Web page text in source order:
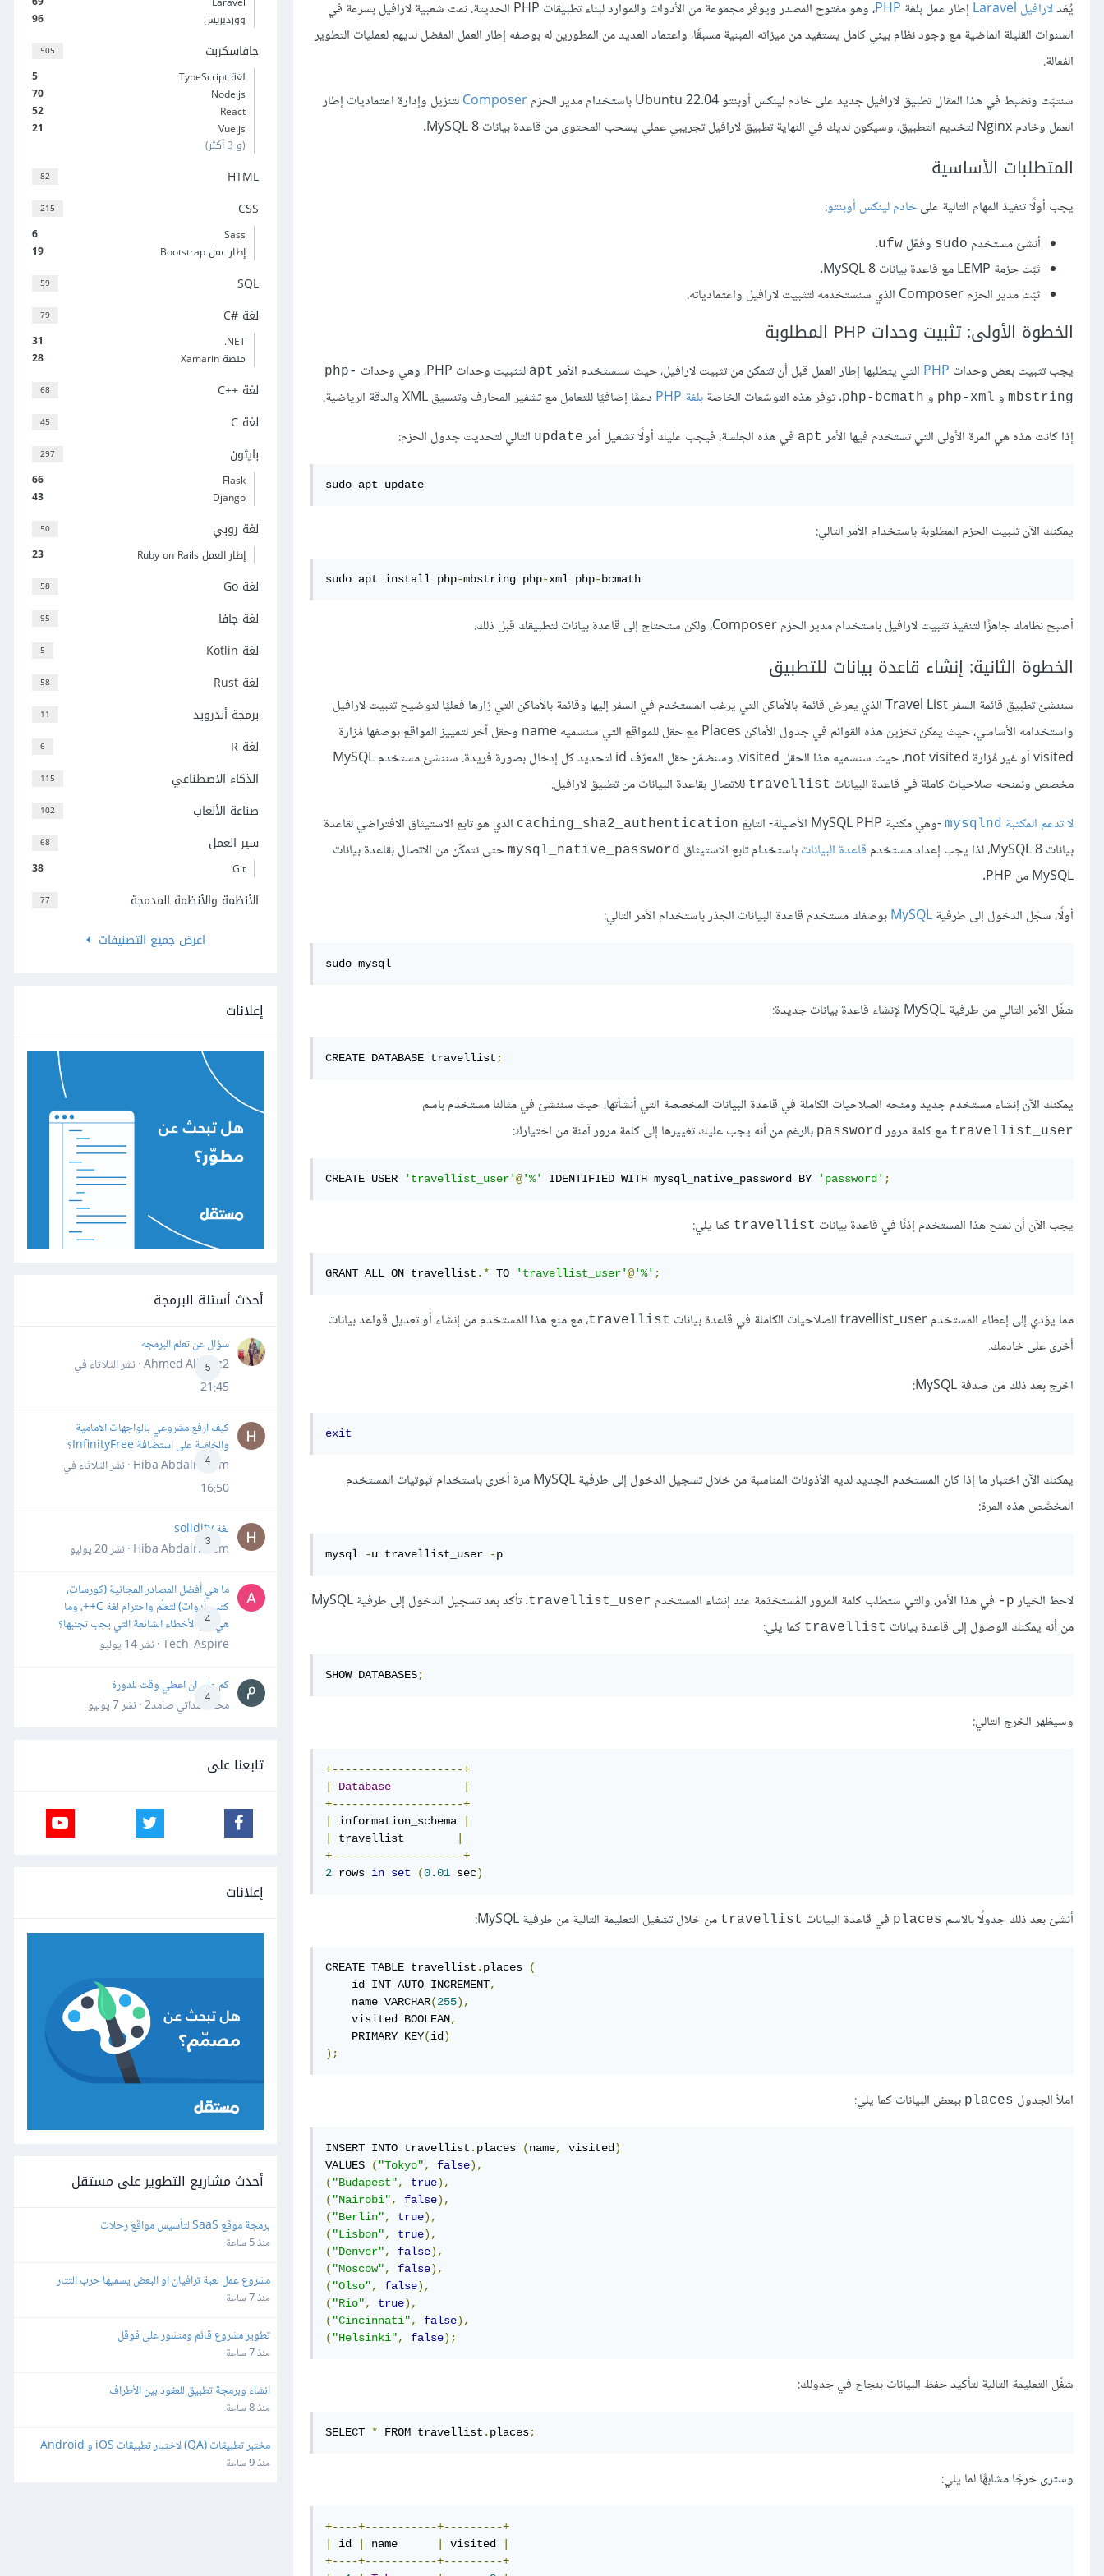
يُعَدلارافيل Laravel إطار عمل بلغة PHP
، وهو مفتوح المصدر ويوفر مجموعة من الأدوات والموارد لبناء تطبيقات PHP الحديثة. نمت شعبية لارافيل بسرعة في
السنوات القليلة الماضية مع وجود نظام بيئي كامل يستفيد من ميزاته المبنية مسبقًا، واعتماد العديد من المطورين له بوصفه إطار العمل المفضل لديهم لعمليات التطوير
الفعالة.
سنثبّت ونضبط في هذا المقال تطبيق لارافيل جديد على خادم لينكس أوبنتو Ubuntu 22.04 باستخدام مدير الحزم
Composerلتنزيل وإدارة اعتماديات إطار
العمل وخادم Nginx لتخديم التطبيق، وسيكون لديك في النهاية تطبيق لارافيل تجريبي عملي يسحب المحتوى من قاعدة بيانات MySQL 8.
المتطلبات الأساسية
يجب أولًا تنفيذ المهام التالية علىخادم لينكس أوبنتو:
أنشئ مستخدم sudo وفعّل ufw
.
ثبّت حزمة LEMP مع قاعدة بيانات MySQL 8.
ثبّت مدير الحزم Composer الذي سنستخدمه لتثبيت لارافيل واعتمادياته.
الخطوة الأولى: تثبيت وحدات PHP المطلوبة
يجب تثبيت بعض وحدات PHP التي يتطلبها إطار العمل قبل أن تتمكن من تثبيت لارافيل، حيث سنستخدم الأمر apt لتثبيت وحدات PHP، وهي وحدات
php-
mbstring و php-xml و php-bcmath. توفر هذه التوسّعات الخاصةبلغة PHP
دعمًا إضافيًا للتعامل مع تشفير المحارف وتنسيق XML والدقة الرياضية.
إذا كانت هذه هي المرة الأولى التي تستخدم فيها الأمر apt في هذه الجلسة، فيجب عليك أولًا تشغيل أمر update التالي لتحديث جدول الحزم:
sudo apt update
يمكنك الآن تثبيت الحزم المطلوبة باستخدام الأمر التالي:
sudo apt install php-mbstring php-xml php-bcmath
أصبح نظامك جاهزًا لتنفيذ تثبيت لارافيل باستخدام مدير الحزم Composer، ولكن ستحتاج إلى قاعدة بيانات لتطبيقك قبل ذلك.
الخطوة الثانية: إنشاء قاعدة بيانات للتطبيق
سننشئ تطبيق قائمة السفر Travel List الذي يعرض قائمة بالأماكن التي يرغب المستخدم في السفر إليها وقائمة بالأماكن التي زارها فعليًا لتوضيح تثبيت لارافيل
واستخدامه الأساسي، حيث يمكن تخزين هذه القوائم في جدول الأماكن Places مع حقل للمواقع التي سنسميه name وحقل آخر لتمييز المواقع بوصفها مُزارة
visited أو غير مُزارة not visited، حيث سنسميه هذا الحقل visited، وسنضمّن حقل المعرّف id لتحديد كل إدخال بصورة فريدة. سننشئ مستخدم MySQL
مخصص ونمنحه صلاحيات كاملة في قاعدة البيانات travellist للاتصال بقاعدة البيانات من تطبيق لارافيل.
لا تدعم المكتبة mysqlnd -وهي مكتبة MySQL PHP الأصيلة- التابعَ caching_sha2_authentication الذي هو تابع الاستيثاق الافتراضي لقاعدة
بيانات MySQL 8، لذا يجب إعداد مستخدم
قاعدة البياناتباستخدام تابع الاستيثاق mysql_native_password حتى نتمكّن من الاتصال بقاعدة بيانات
MySQL من PHP.
أولًا، سجّل الدخول إلى طرفيةMySQLبوصفك مستخدم قاعدة البيانات الجذر باستخدام الأمر التالي:
sudo mysql
شغّل الأمر التالي من طرفية MySQL لإنشاء قاعدة بيانات جديدة:
CREATE DATABASE travellist;
يمكنك الآن إنشاء مستخدم جديد ومنحه الصلاحيات الكاملة في قاعدة البيانات المخصصة التي أنشأتها، حيث سننشئ في مثالنا مستخدم باسم
travellist_user مع كلمة مرور password بالرغم من أنه يجب عليك تغييرها إلى كلمة مرور آمنة من اختيارك:
CREATE USER 'travellist_user'@'%' IDENTIFIED WITH mysql_native_password BY 'password' ;
يجب الآن أن نمنح هذا المستخدم إذنًا في قاعدة بيانات travellist كما يلي:
GRANT ALL ON travellist .* TO 'travellist_user'@'%' ;
مما يؤدي إلى إعطاء المستخدم travellist_user الصلاحيات الكاملة في قاعدة بيانات travellist، مع منع هذا المستخدم من إنشاء أو تعديل قواعد بيانات
أخرى على خادمك.
اخرج بعد ذلك من صدفة MySQL:
exit
يمكنك الآن اختبار ما إذا كان المستخدم الجديد لديه الأذونات المناسبة من خلال تسجيل الدخول إلى طرفية MySQL مرة أخرى باستخدام ثبوتيات المستخدم
المخصَّص هذه المرة:
mysql -u travellist_user -p
لاحظ الخيار ‎-p في هذا الأمر، والتي ستطلب كلمة المرور المُستخدَمة عند إنشاء المستخدم travellist_user
. تأكد بعد تسجيل الدخول إلى طرفية MySQL
من أنه يمكنك الوصول إلى قاعدة بيانات travellist كما يلي:
SHOW DATABASES;
وسيظهر الخرج التالي:
+--------------------+
Database
+--------------------+
information_schema
travellist
+--------------------+
2 rows in set (0.01 sec)
أنشئ بعد ذلك جدولًا بالاسم places في قاعدة البيانات travellist من خلال تشغيل التعليمة التالية من طرفية MySQL:
CREATE TABLE travellist . places
(
    id INT AUTO_INCREMENT
,
    name VARCHAR
(255),
    visited BOOLEAN
,
    PRIMARY KEY
(id)
);
املأ الجدول places ببعض البيانات كما يلي:
INSERT INTO travellist . places (name, visited)
VALUES
( "Tokyo", false),
( "Budapest", true),
( "Nairobi", false),
( "Berlin", true),
( "Lisbon", true),
( "Denver", false),
( "Moscow", false),
( "Olso", false),
( "Rio", true),
( "Cincinnati", false),
( "Helsinki", false);
شغّل التعليمة التالية لتأكيد حفظ البيانات بنجاح في جدولك:
SELECT * FROM travellist . places;
وسترى خرجًا مشابهًا لما يلي:
+----+-----------+---------+
id name visited
+----+-----------+---------+
96
ووردبريس
505 جافاسكربت
5
لغة TypeScript
70
Node.js
52
React
21
Vue.js
(و 3 أكثر)
82 HTML
215 CSS
6
Sass
19
إطار عمل Bootstrap
59 SQL
79 لغة C#‎
31
‎.NET
28
منصة Xamarin
68 لغة C++‎
45 لغة C
297 بايثون
66
Flask
43
Django
50 لغة روبي
23 إطار العمل Ruby on Rails
58 لغة Go
95 لغة جافا
5 لغة Kotlin
58 لغة Rust
11 برمجة أندرويد
6 لغة R
115 الذكاء الاصطناعي
102 صناعة الألعاب
68 سير العمل
38 Git
77
الأنظمة والأنظمة المدمجة
اعرض جميع التصنيفات
إعلانات
أحدث أسئلة البرمجة
5
سؤال عن تعلم البرمجه
Ahmed Alhafiz2 · نشر
الثلاثاء في
21:45
4
كيف ارفع مشروعي بالواجهات الأمامية
والخلفية على استضافة InfinityFree؟
Hiba Abdalrheem · نشر
الثلاثاء في
16:50
3
لغة solidity
Hiba Abdalrheem · نشر
20 يوليو
4
ما هي أفضل المصادر المجانية (كورسات،
كتب، أدوات) لتعلّم واحترام لغة C++، وما
هي أهم الأخطاء الشائعة التي يجب تجنبها؟
Tech_Aspire · نشر
14 يوليو
4
كم علي ان اعطي وقت للدورة
محمد سداتي صامد2 · نشر
7 يوليو
تابعنا على
إعلانات
أحدث مشاريع التطوير على مستقل
برمجة موقع SaaS لتأسيس مواقع رحلات
منذ 5 ساعة
مشروع عمل لعبة ترافيان او البعض يسميها حرب التتار
منذ 7 ساعة
تطوير مشروع قائم ومنشور على قوقل
منذ 7 ساعة
انشاء وبرمجة تطبيق للعقود بين الأطراف
منذ 8 ساعة
مختبر تطبيقات (QA) لاختبار تطبيقات iOS و Android
منذ 9 ساعة